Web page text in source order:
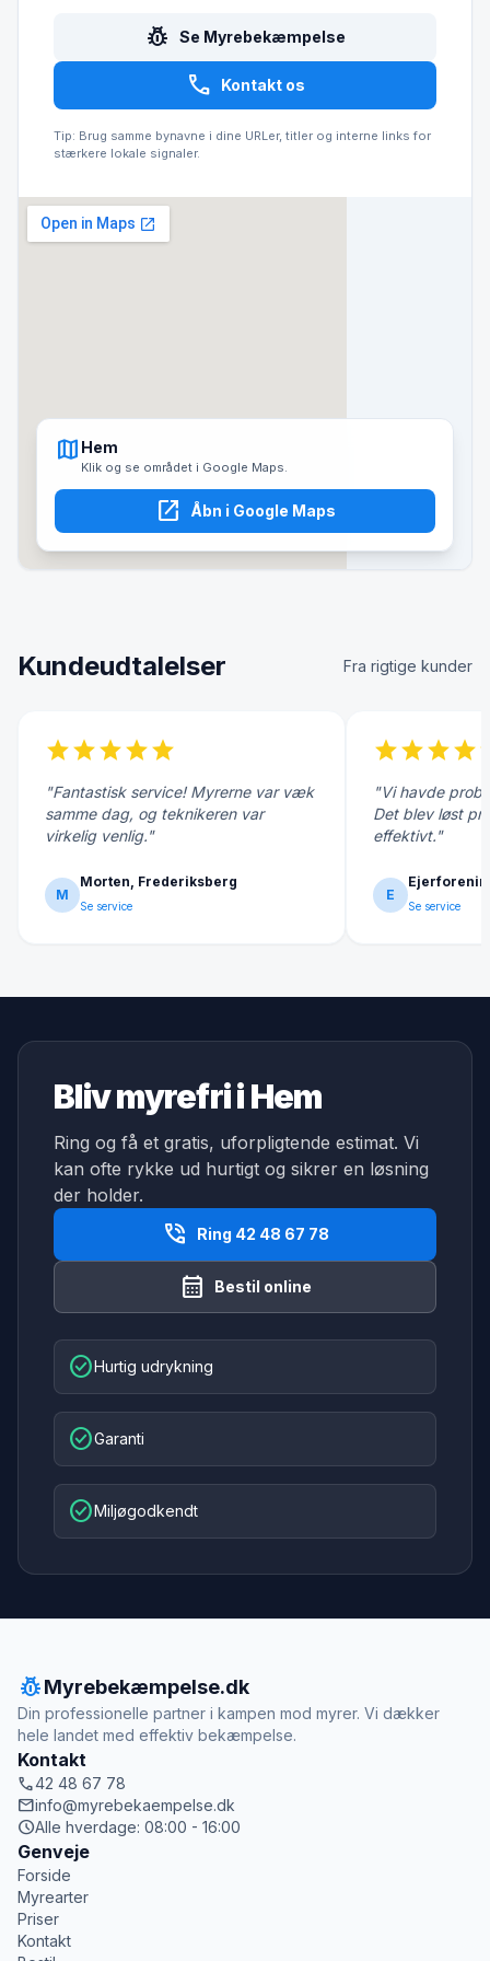
pest_control Se Myrebekæmpelse
call Kontakt os
Tip: Brug samme bynavne i dine URLer, titler og interne links for
stærkere lokale signaler.
map Hem
Klik og se området i Google Maps.
open_in_new Åbn i Google Maps
Kundeudtalelser Fra rigtige kunder
starstarstarstarstar
"Fantastisk service! Myrerne var væk
samme dag, og teknikeren var
virkelig venlig."
M
Morten, Frederiksberg
Se service
starstarstarstar
"Vi havde
Det blev løst
effektivt."
E
Se service
Bliv myrefri i Hem
Ring og få et gratis, uforpligtende estimat. Vi
kan ofte rykke ud hurtigt og sikrer en løsning
der holder.
phone_in_talk Ring 42 48 67 78
calendar_month Bestil online
check_circleHurtig udrykning
check_circleGaranti
check_circleMiljøgodkendt
pest_controlMyrebekæmpelse.dk
Din professionelle partner i kampen mod myrer. Vi dækker
hele landet med effektiv bekæmpelse.
Kontakt
call42 48 67 78
mailinfo@myrebekaempelse.dk
scheduleAlle hverdage: 08:00 - 16:00
Genveje
Forside
Myrearter
Priser
Kontakt